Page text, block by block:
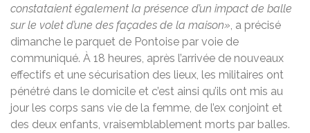
constataient également la présence d’un impact de balle
sur le volet d’une des façades de la maison», a précisé
dimanche le parquet de Pontoise par voie de
communiqué. À 18 heures, après l’arrivée de nouveaux
effectifs et une sécurisation des lieux, les militaires ont
pénétré dans le domicile et c’est ainsi qu’ils ont mis au
jour les corps sans vie de la femme, de l’ex conjoint et
des deux enfants, vraisemblablement morts par balles.